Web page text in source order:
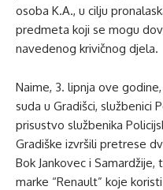
osoba K.A., u cilju
predmeta koji se mogu
navedenog krivičnog djela.
Naime, 3. lipnja ove
suda u Gradišci, službenici
prisustvo službenika
Gradiške izvršili pretrese
Bok Jankovec i
marke “Renault” koje